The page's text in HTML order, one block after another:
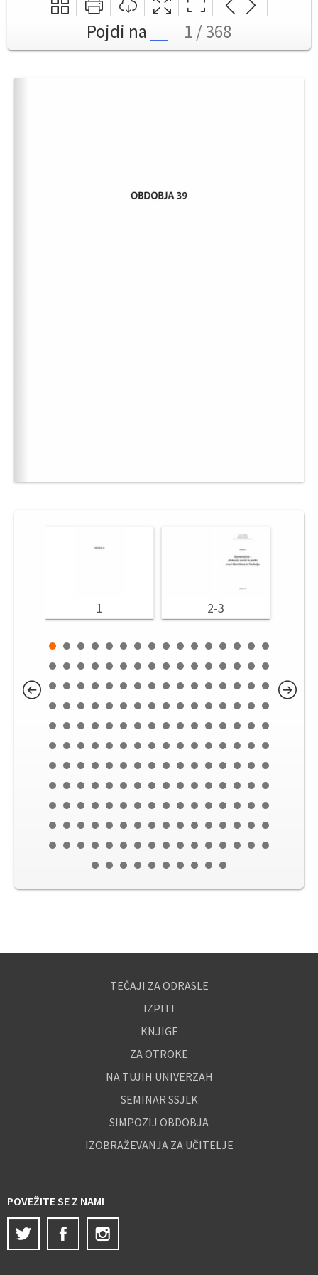
Pojdi na 1 / 368
1 2-3
TEČAJI ZA ODRASLE
IZPITI
KNJIGE
ZA OTROKE
NA TUJIH UNIVERZAH
SEMINAR SSJLK
SIMPOZIJ OBDOBJA
IZOBRAŽEVANJA ZA UČITELJE
POVEŽITE SE Z NAMI
Twitter
Facebook